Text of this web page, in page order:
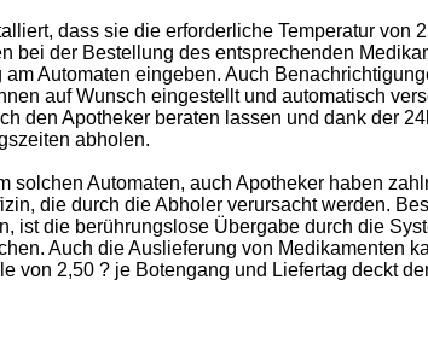
dass sie die erforderliche Temperatur von
bei der Bestellung des entsprechenden
Automaten eingeben. Auch
auf Wunsch eingestellt und automatisch
den Apotheker beraten lassen und dank der
abholen.
solchen Automaten, auch Apotheker haben
die durch die Abholer verursacht werden.
ist die berührungslose Übergabe durch die
Auch die Auslieferung von Medikamenten
von 2,50 ? je Botengang und Liefertag deckt